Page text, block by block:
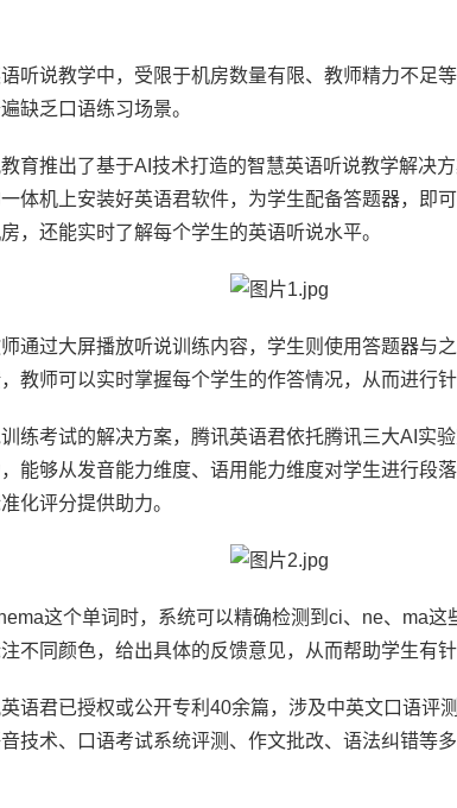
听说教学中，受限于机房数量有限、教师精力不足
缺乏口语练习场景。
育推出了基于AI技术打造的智慧英语听说教学解
体机上安装好英语君软件，为学生配备答题器，即
，还能实时了解每个学生的英语听说水平。
通过大屏播放听说训练内容，学生则使用答题器与
教师可以实时掌握每个学生的作答情况，从而进行针
练考试的解决方案，腾讯英语君依托腾讯三大AI实
能够从发音能力维度、语用能力维度对学生进行段
化评分提供助力。
这个单词时，系统可以精确检测到ci、ne、ma这
不同颜色，给出具体的反馈意见，从而帮助学生有针
语君已授权或公开专利40余篇，涉及中英文口语评
技术、口语考试系统评测、作文批改、语法纠错等